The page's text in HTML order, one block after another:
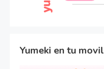
Yumeki en tu movil